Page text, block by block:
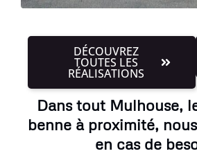
DÉCOUVREZ
TOUTES LES
RÉALISATIONS
Dans tout Mulhouse,
benne à proximité,
en cas de